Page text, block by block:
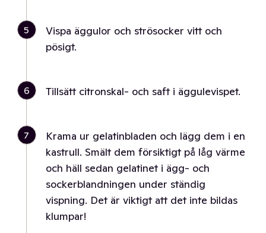
5
Vispa äggulor och strösocker vitt och
pösigt.
6 Tillsätt citronskal- och saft i äggulevispet.
7
Krama ur gelatinbladen och lägg dem i en
kastrull. Smält dem försiktigt på låg värme
och häll sedan gelatinet i ägg- och
sockerblandningen under ständig
vispning. Det är viktigt att det inte bildas
klumpar!